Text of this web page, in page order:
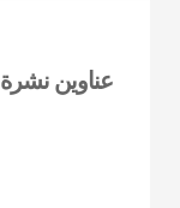
عناوين نشرة الأربعاء 17